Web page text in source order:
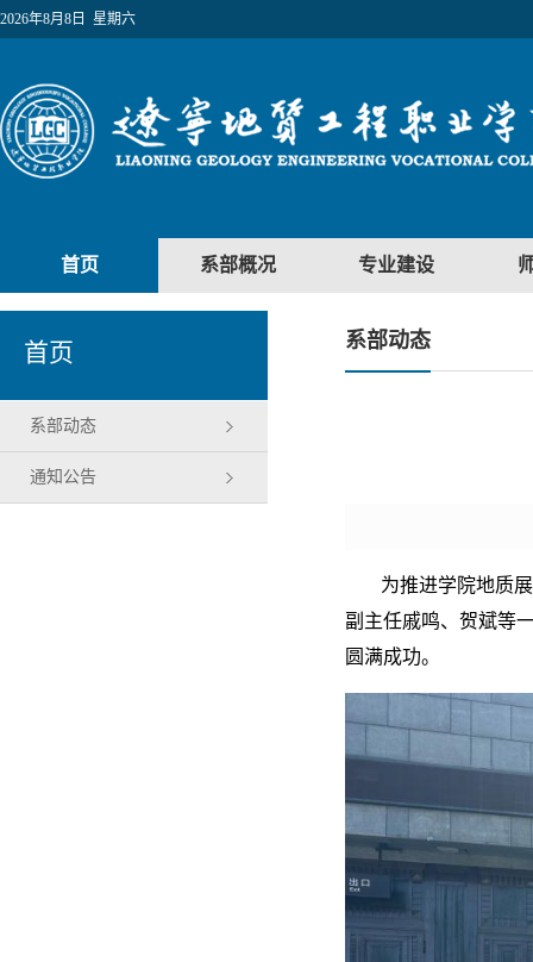
2026年8月8日 星期六
首页 系部概况 专业建设
首页
系部动态
通知公告
系部动态
为推进学院地质
副主任戚鸣、贺斌等
圆满成功。